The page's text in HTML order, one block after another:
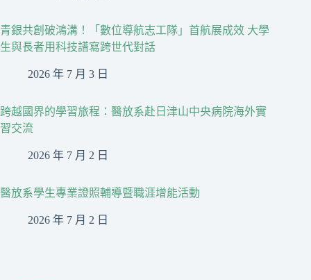
青銀共創破鴻溝！「數位導航志工隊」首航展成效 大學
生與長者用科技譜寫跨世代對話
2026 年 7 月 3 日
跨越國界的學習旅程：醫放系赴日津山中央病院海外實
習交流
2026 年 7 月 2 日
醫放系學生專業證照輔導暨職涯增能活動
2026 年 7 月 2 日